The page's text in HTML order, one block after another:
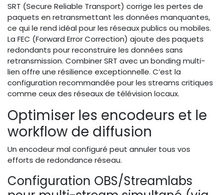
SRT (Secure Reliable Transport) corrige les pertes de
paquets en retransmettant les données manquantes,
ce qui le rend idéal pour les réseaux publics ou mobiles.
La FEC (Forward Error Correction) ajoute des paquets
redondants pour reconstruire les données sans
retransmission. Combiner SRT avec un bonding multi-
lien offre une résilience exceptionnelle. C’est la
configuration recommandée pour les streams critiques
comme ceux des réseaux de télévision locaux.
Optimiser les encodeurs et le
workflow de diffusion
Un encodeur mal configuré peut annuler tous vos
efforts de redondance réseau.
Configuration OBS/Streamlabs